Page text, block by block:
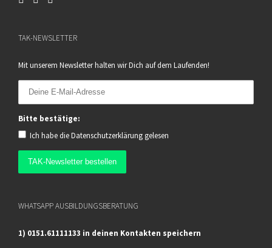
TAK-NEWSLETTER
Mit unserem Newsletter halten wir Dich auf dem Laufenden!
Bitte bestätige:
Ich habe dieDatenschutzerklärung gelesen
WHATSAPP AUSBILDUNGSBERATUNG
1) 0151.61111133 in deinen Kontakten speichern